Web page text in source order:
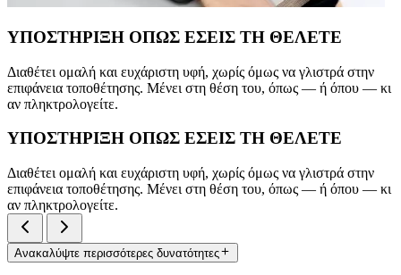
ΥΠΟΣΤΗΡΙΞΗ ΟΠΩΣ ΕΣΕΙΣ ΤΗ ΘΕΛΕΤΕ
Διαθέτει ομαλή και ευχάριστη υφή, χωρίς όμως να γλιστρά στην
επιφάνεια τοποθέτησης. Μένει στη θέση του, όπως — ή όπου — κι
αν πληκτρολογείτε.
ΥΠΟΣΤΗΡΙΞΗ ΟΠΩΣ ΕΣΕΙΣ ΤΗ ΘΕΛΕΤΕ
Διαθέτει ομαλή και ευχάριστη υφή, χωρίς όμως να γλιστρά στην
επιφάνεια τοποθέτησης. Μένει στη θέση του, όπως — ή όπου — κι
αν πληκτρολογείτε.
Ανακαλύψτε περισσότερες δυνατότητες